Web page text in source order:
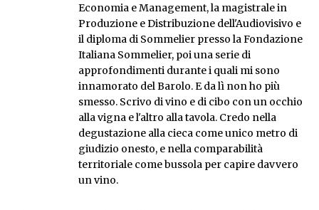
Economia e Management, la magistrale in
Produzione e Distribuzione dell'Audiovisivo e
il diploma di Sommelier presso la Fondazione
Italiana Sommelier, poi una serie di
approfondimenti durante i quali mi sono
innamorato del Barolo. E da lì non ho più
smesso. Scrivo di vino e di cibo con un occhio
alla vigna e l'altro alla tavola. Credo nella
degustazione alla cieca come unico metro di
giudizio onesto, e nella comparabilità
territoriale come bussola per capire davvero
un vino.